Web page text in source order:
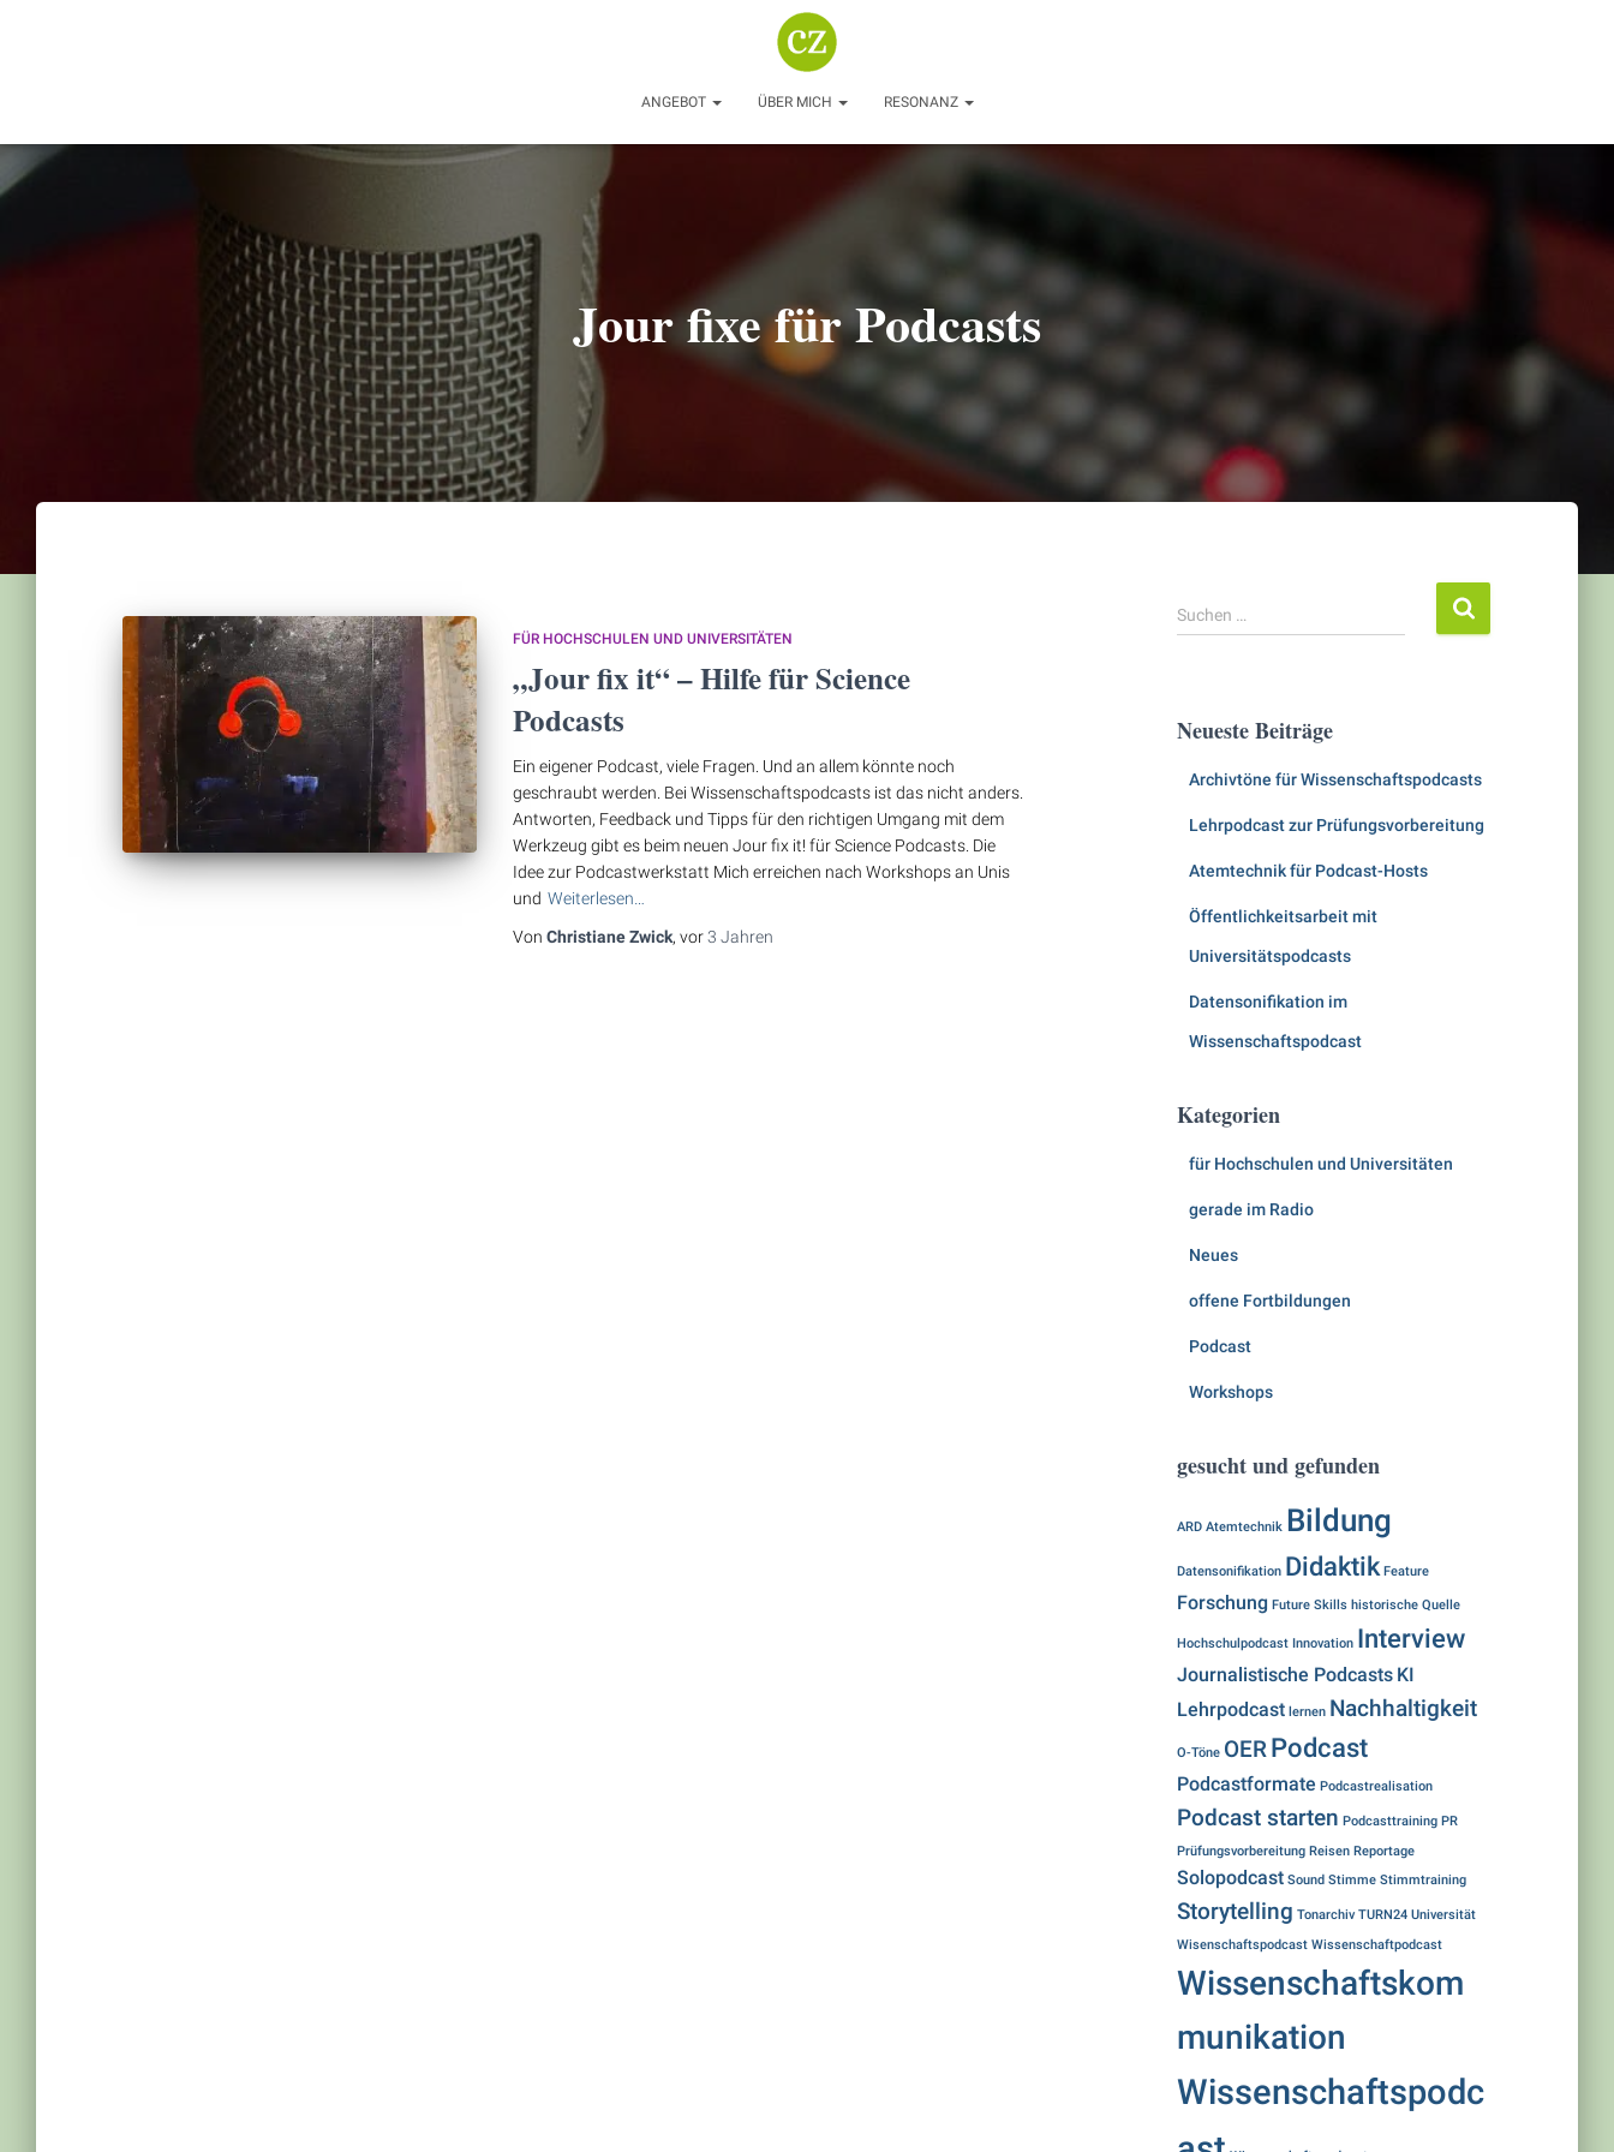
ANGEBOT ÜBER MICH RESONANZ
Jour fixe für Podcasts
FÜR HOCHSCHULEN UND UNIVERSITÄTEN
„Jour fix it“ – Hilfe für Science
Podcasts
Ein eigener Podcast, viele Fragen. Und an allem könnte noch
geschraubt werden. Bei Wissenschaftspodcasts ist das nicht anders.
Antworten, Feedback und Tipps für den richtigen Umgang mit dem
Werkzeug gibt es beim neuen Jour fix it! für Science Podcasts. Die
Idee zur Podcastwerkstatt Mich erreichen nach Workshops an Unis
und Weiterlesen…
Von Christiane Zwick, vor3 Jahren
S
u
n
Suchen …
Neueste Beiträge
Archivtöne für Wissenschaftspodcasts
Lehrpodcast zur Prüfungsvorbereitung
Atemtechnik für Podcast-Hosts
Öffentlichkeitsarbeit mit
Universitätspodcasts
Datensonifikation im
Wissenschaftspodcast
Kategorien
für Hochschulen und Universitäten
gerade im Radio
Neues
offene Fortbildungen
Podcast
Workshops
gesucht und gefunden
ARD Atemtechnik Bildung
Datensonifikation Didaktik Feature
Forschung Future Skills historische Quelle
Hochschulpodcast Innovation Interview
Journalistische Podcasts KI
Lehrpodcast lernen Nachhaltigkeit
O-Töne OERPodcast
Podcastformate Podcastrealisation
Podcast starten Podcasttraining PR
Prüfungsvorbereitung Reisen Reportage
Solopodcast Sound Stimme Stimmtraining
Storytelling Tonarchiv TURN24 Universität
Wisenschaftspodcast Wissenschaftpodcast
Wissenschaftskom
munikation
Wissenschaftspodc